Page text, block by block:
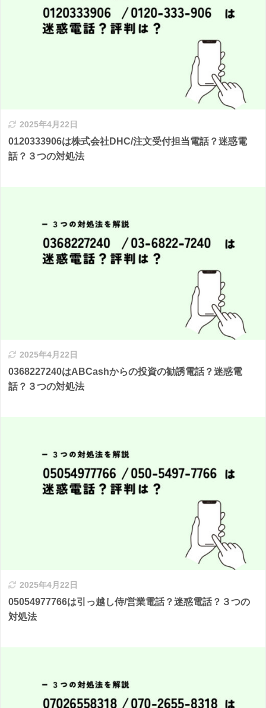
2025年4月22日
0120333906は株式会社DHC/注文受付担当電話？迷惑電
話？３つの対処法
2025年4月22日
0368227240はABCashからの投資の勧誘電話？迷惑電
話？３つの対処法
2025年4月22日
05054977766は引っ越し侍/営業電話？迷惑電話？３つの
対処法